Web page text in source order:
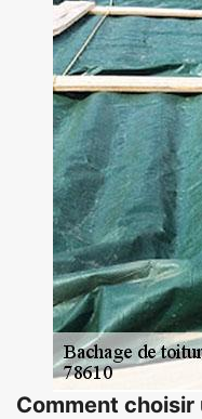
Comment choisir